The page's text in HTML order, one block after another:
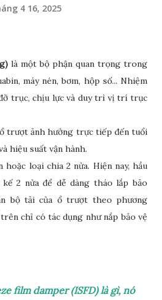
4 16, 2025
là một bộ phận quan trọng trong
máy nén, bơm, hộp số... Nhiệm
trục, chịu lực và duy trì vị trí trục
trượt ảnh hưởng trực tiếp đến tuổi
hiệu suất vận hành.
loại chia 2 nửa. Hiện nay, hầu
2 nửa để dễ dàng tháo lắp bảo
bộ tải của ổ trượt theo phương
chỉ có tác dụng như nắp bảo vệ
film damper (ISFD) là gì, nó